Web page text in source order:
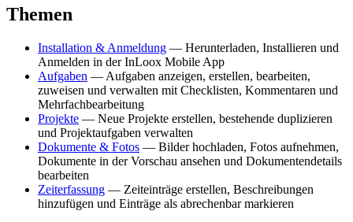
Themen
Installation & Anmeldung — Herunterladen, Installieren und
Anmelden in der InLoox Mobile App
Aufgaben — Aufgaben anzeigen, erstellen, bearbeiten,
zuweisen und verwalten mit Checklisten, Kommentaren und
Mehrfachbearbeitung
Projekte — Neue Projekte erstellen, bestehende duplizieren
und Projektaufgaben verwalten
Dokumente & Fotos — Bilder hochladen, Fotos aufnehmen,
Dokumente in der Vorschau ansehen und Dokumentendetails
bearbeiten
Zeiterfassung — Zeiteinträge erstellen, Beschreibungen
hinzufügen und Einträge als abrechenbar markieren